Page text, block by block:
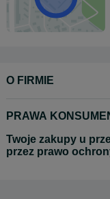
O FIRMIE
PRAWA
Twoje zakupy u
przez prawo